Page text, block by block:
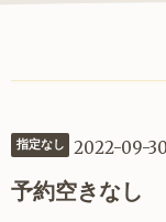
指定なし 2022-09-
予約空きなし